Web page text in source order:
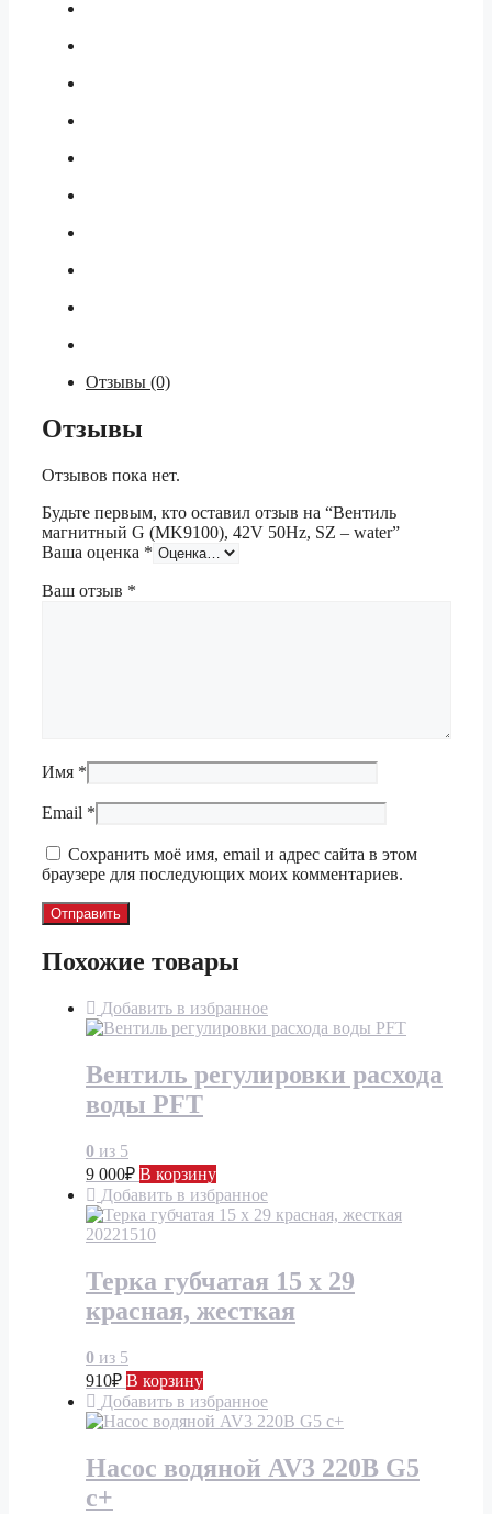
water
Отзывы (0)
Отзывы
Отзывов пока нет.
Будьте первым, кто оставил отзыв на “Вентиль
магнитный G (MK9100), 42V 50Hz, SZ – water”
Ваша оценка *
Ваш отзыв *
Имя *
Email *
Сохранить моё имя, email и адрес сайта в этом
браузере для последующих моих комментариев.
Похожие товары
Добавить в избранное
Вентиль регулировки расхода
воды PFT
0 из 5
9 000₽ В корзину
Добавить в избранное
Терка губчатая 15 x 29
красная, жесткая
0 из 5
910₽ В корзину
Добавить в избранное
Насос водяной AV3 220В G5
c+